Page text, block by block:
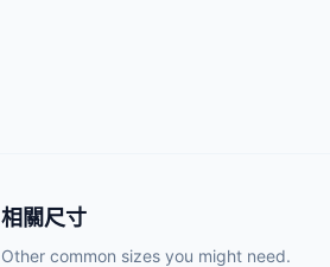
相關尺寸
Other common sizes you might need.